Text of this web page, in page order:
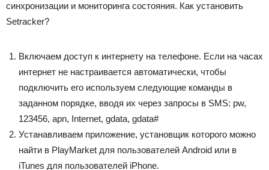
синхронизации и мониторинга состояния. Как установить
Setracker?
Включаем доступ к интернету на телефоне. Если на часах
интернет не настраивается автоматически, чтобы
подключить его используем следующие команды в
заданном порядке, вводя их через запросы в SMS: pw,
123456, apn, Internet, gdata, gdata#
Устанавливаем приложение, установщик которого можно
найти в PlayMarket для пользователей Android или в
iTunes для пользователей iPhone.